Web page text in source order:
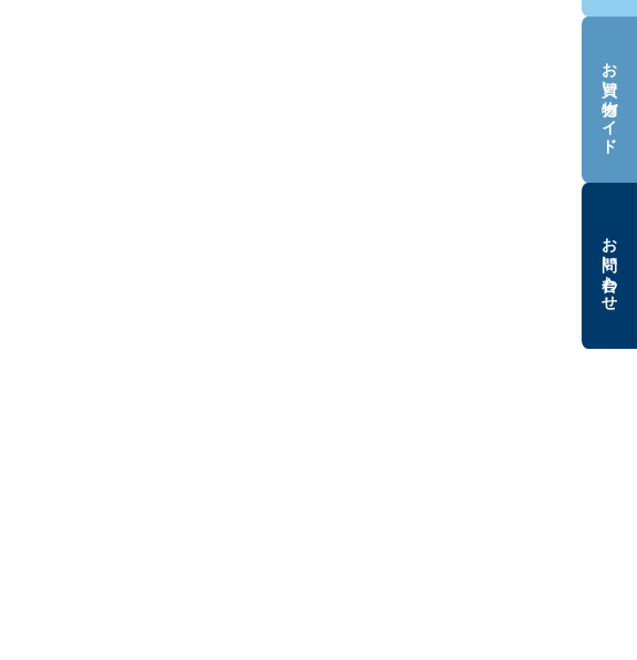
お買い物ガイド
お問い合わせ